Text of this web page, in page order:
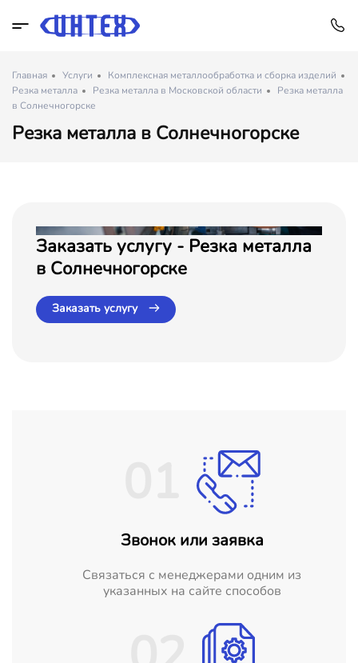
Главная Услуги
Комплексная металлообработка и сборка изделий
Резка металла
Резка металла в Московской области
Резка металла
в Солнечногорске
Резка металла в Солнечногорске
Заказать услугу - Резка металла
в Солнечногорске
Заказать услугу
Звонок или заявка
Cвязаться с менеджерами одним из
указанных на сайте способов